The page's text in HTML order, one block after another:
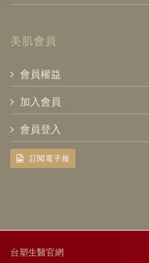
美肌會員
會員權益
加入會員
會員登入
訂閱電子報
台塑生醫官網